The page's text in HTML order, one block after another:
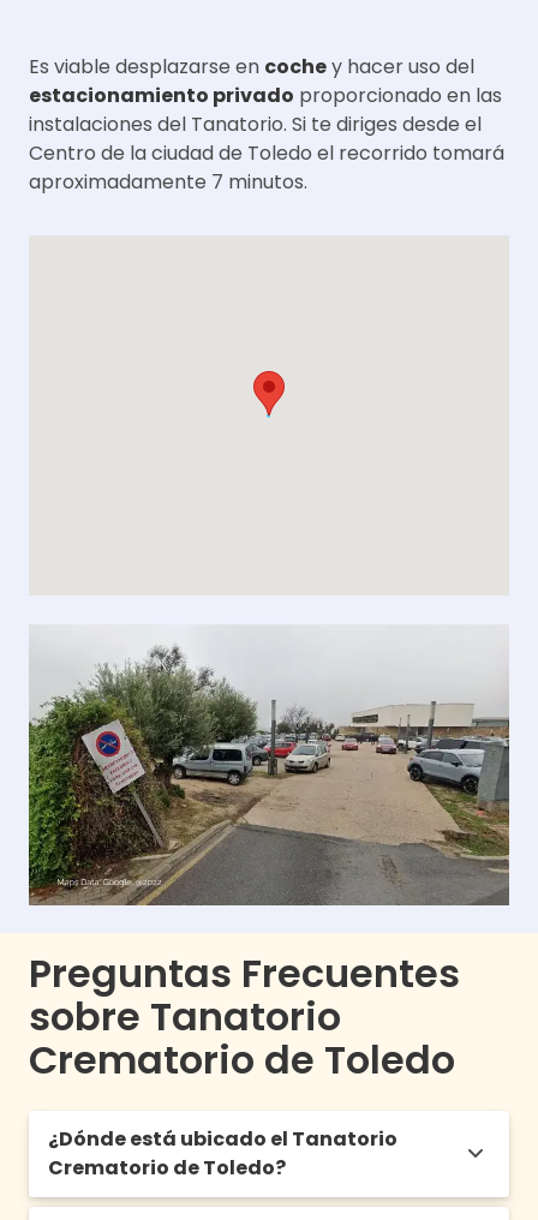
Es viable desplazarse en cochey hacer uso del
estacionamiento privado proporcionado en las
instalaciones del Tanatorio. Si te diriges desde el
Centro de la ciudad de Toledo el recorrido tomará
aproximadamente 7 minutos.
Preguntas Frecuentes
sobre Tanatorio
Crematorio de Toledo
¿Dónde está ubicado el Tanatorio
Crematorio de Toledo?